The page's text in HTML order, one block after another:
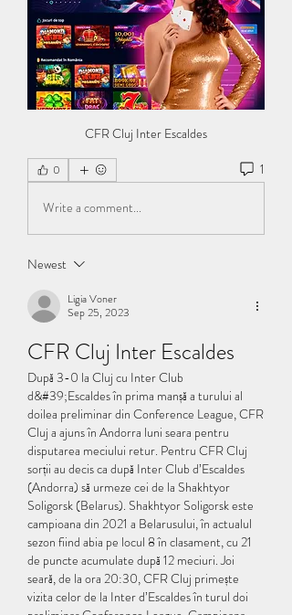
CFR Cluj Inter Escaldes
0 1
Write a comment...
Newest
Ligia Voner
Sep 25, 2023
CFR Cluj Inter Escaldes
După 3-0 la Cluj cu Inter Club
d&#39;Escaldes în prima manșă a turului al
doilea preliminar din Conference League, CFR
Cluj a ajuns în Andorra luni seara pentru
disputarea meciului retur. Pentru CFR Cluj
sorții au decis ca după Inter Club d’Escaldes
(Andorra) să urmeze cei de la Shakhtyor
Soligorsk (Belarus). Shakhtyor Soligorsk este
campioana din 2021 a Belarusului, în actualul
sezon fiind abia pe locul 8 în clasament, cu 21
de puncte acumulate după 12 meciuri. Joi
seară, de la ora 20:30, CFR Cluj primește
vizita celor de la Inter d’Escaldes în turul doi